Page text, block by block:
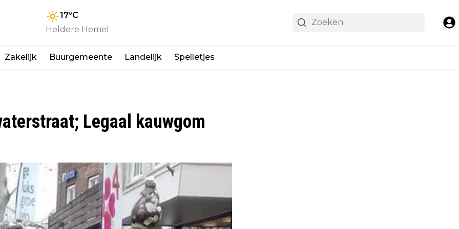
17°C
Heldere Hemel
Zakelijk Buurgemeente Landelijk Spelletjes
Legaal kauwgom